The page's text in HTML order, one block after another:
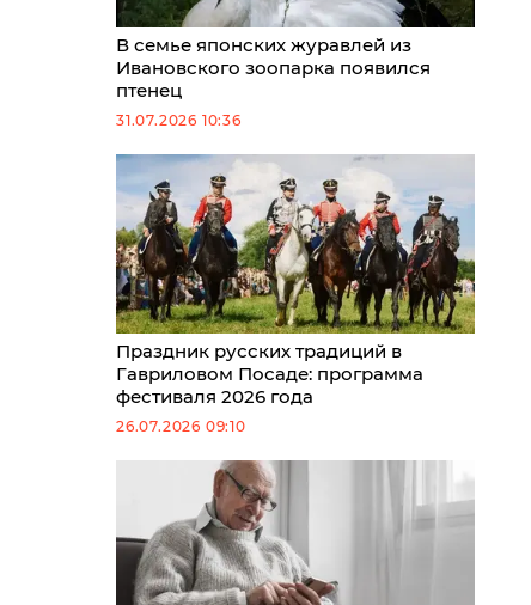
В семье японских журавлей из
Ивановского зоопарка появился
птенец
31.07.2026 10:36
Праздник русских традиций в
Гавриловом Посаде: программа
фестиваля 2026 года
26.07.2026 09:10